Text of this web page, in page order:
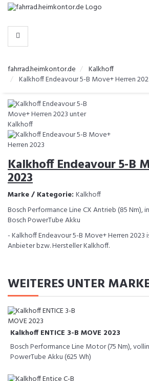
-
HERSTELLER
fahrrad.heimkontor.de
Kalkhoff
Kalkhoff Endeavour 5-B Move+ Herren
Kalkhoff Endeavour 5-B
2023
Marke / Kategorie: Kalkhoff
Bosch Performance Line CX Antrieb (85 Nm),
Bosch PowerTube Akku
- Kalkhoff Endeavour 5-B Move+ Herren
Anbieter bzw. Hersteller Kalkhoff.
WEITERES UNTER
Kalkhoff ENTICE 3-B MOVE 2023
Bosch Performance Line Motor (75 Nm),
PowerTube Akku (625 Wh)